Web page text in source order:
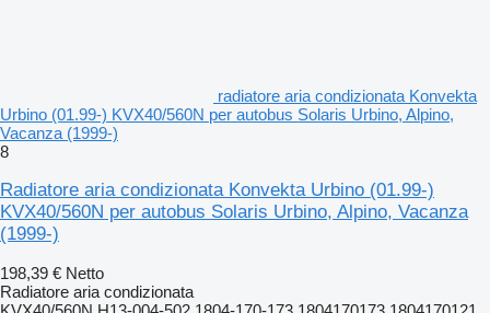
radiatore aria condizionata Konvekta
Urbino (01.99-) KVX40/560N per autobus Solaris Urbino, Alpino,
Vacanza (1999-)
8
Radiatore aria condizionata Konvekta Urbino (01.99-)
KVX40/560N per autobus Solaris Urbino, Alpino, Vacanza
(1999-)
198,39 € Netto
Radiatore aria condizionata